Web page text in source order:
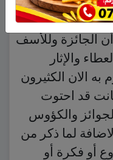
المخلص لا بدّ وأن
أن الجائزة وللأسف
والإثار
الان الكثيرون
قد احتوت
والكؤوس
لما ذكر من
أو فكرة أو